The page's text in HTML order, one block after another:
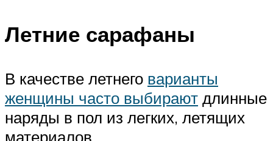
Летние сарафаны
В качестве летнего варианты
женщины часто выбирают длинные
наряды в пол из легких, летящих
материалов